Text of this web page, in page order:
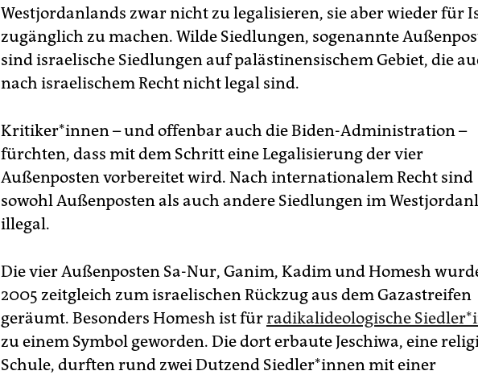
Westjordanlands zwar nicht zu legalisieren, sie aber wieder für
zugänglich zu machen. Wilde Siedlungen, sogenannte
sind israelische Siedlungen auf palästinensischem Gebiet, die
nach israelischem Recht nicht legal sind.
Kri­ti­ke­r*in­nen – und offenbar auch die Biden-Administration –
fürchten, dass mit dem Schritt eine Legalisierung der vier
Außenposten vorbereitet wird. Nach internationalem Recht sind
sowohl Außenposten als auch andere Siedlungen im
illegal.
Die vier Außenposten Sa-Nur, Ganim, Kadim und Homesh
2005 zeitgleich zum israelischen Rückzug aus dem Gazastreifen
geräumt. Besonders Homesh ist fürradikalideologische
zu einem Symbol geworden. Die dort erbaute Jeschiwa, eine
Schule, durften rund zwei Dutzend Sied­le­r*in­nen mit einer